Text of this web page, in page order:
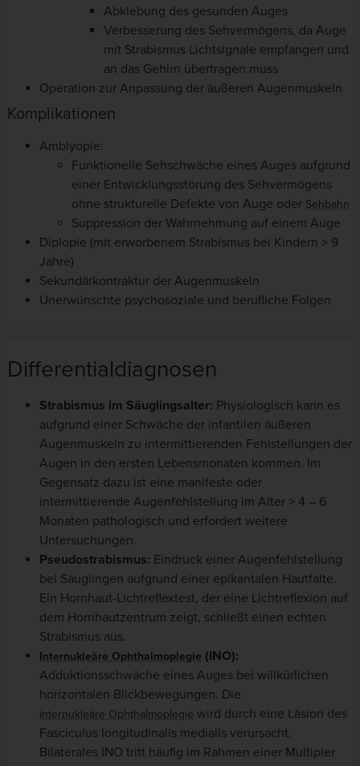
Abklebung des gesunden Auges
Verbesserung des Sehvermögens, da Auge
mit Strabismus Lichtsignale empfangen und
an das Gehirn übertragen muss
Operation zur Anpassung der äußeren Augenmuskeln
Komplikationen
Amblyopie:
Funktionelle Sehschwäche eines Auges aufgrund
einer Entwicklungsstörung des Sehvermögens
ohne strukturelle Defekte von Auge oder Sehbahn
Suppression der Wahrnehmung auf einem Auge
Diplopie (mit erworbenem Strabismus bei Kindern > 9
Jahre)
Sekundärkontraktur der Augenmuskeln
Unerwünschte psychosoziale und berufliche Folgen
Differentialdiagnosen
Strabismus im Säuglingsalter: Physiologisch kann es
aufgrund einer Schwäche der infantilen äußeren
Augenmuskeln zu intermittierenden Fehlstellungen der
Augen in den ersten Lebensmonaten kommen. Im
Gegensatz dazu ist eine manifeste oder
intermittierende Augenfehlstellung im Alter > 4 – 6
Monaten pathologisch und erfordert weitere
Untersuchungen.
Pseudostrabismus: Eindruck einer Augenfehlstellung
bei Säuglingen aufgrund einer epikantalen Hautfalte.
Ein Hornhaut-Lichtreflextest, der eine Lichtreflexion auf
dem Hornhautzentrum zeigt, schließt einen echten
Strabismus aus.
Internukleäre Ophthalmoplegie (INO):
Adduktionsschwäche eines Auges bei willkürlichen
horizontalen Blickbewegungen. Die
internukleäre Ophthalmoplegie wird durch eine Läsion des
Fasciculus longitudinalis medialis verursacht.
Bilaterales INO tritt häufig im Rahmen einer Multipler